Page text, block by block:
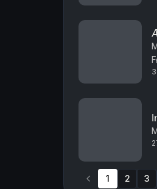
1 2 3